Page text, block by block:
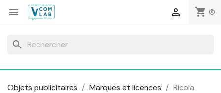
 shopping_cart (0)

search
Objets publicitaires Marques et licences Ricola
Panneau de gestion des cookies